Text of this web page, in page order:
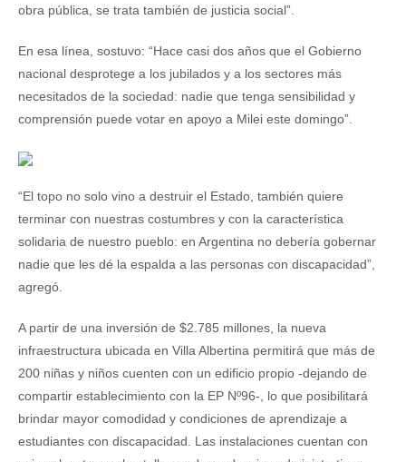
obra pública, se trata también de justicia social”.
En esa línea, sostuvo: “Hace casi dos años que el Gobierno
nacional desprotege a los jubilados y a los sectores más
necesitados de la sociedad: nadie que tenga sensibilidad y
comprensión puede votar en apoyo a Milei este domingo”.
“El topo no solo vino a destruir el Estado, también quiere
terminar con nuestras costumbres y con la característica
solidaria de nuestro pueblo: en Argentina no debería gobernar
nadie que les dé la espalda a las personas con discapacidad”,
agregó.
A partir de una inversión de $2.785 millones, la nueva
infraestructura ubicada en Villa Albertina permitirá que más de
200 niñas y niños cuenten con un edificio propio -dejando de
compartir establecimiento con la EP Nº96-, lo que posibilitará
brindar mayor comodidad y condiciones de aprendizaje a
estudiantes con discapacidad. Las instalaciones cuentan con